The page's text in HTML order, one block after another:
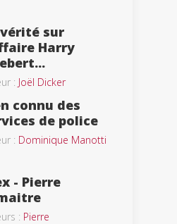
sur
Harry
: Joël Dicker
connu des
de police
: Dominique Manotti
- Pierre
: Pierre